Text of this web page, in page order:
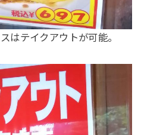
はテイクアウトが可能。